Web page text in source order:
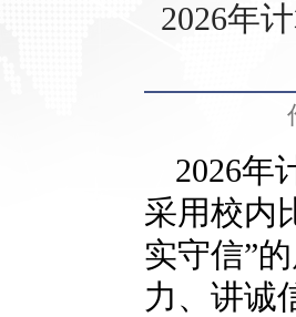
2026年
2026年
采用校内
实守信”
力、讲诚